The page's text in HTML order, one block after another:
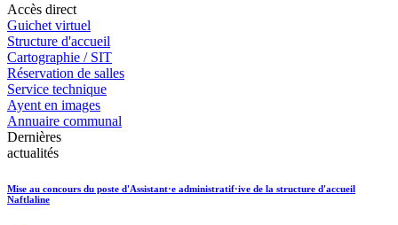
Accès direct
Guichet virtuel
Structure d'accueil
Cartographie / SIT
Réservation de salles
Service technique
Ayent en images
Annuaire communal
Dernières
actualités
Mise au concours du poste d'Assistant·e administratif·ive de la structure d'accueil
Naftlaline